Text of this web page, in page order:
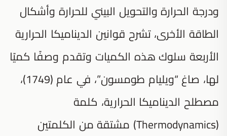
ودرجة الحرارة والتحويل البيني للحرارة وأشكال
الطاقة الأخرى، تشرح قوانين الديناميكا الحرارية
الأربعة سلوك هذه الكميات وتقدم وصفًا كميًا
لها، صاغ “ويليام طومسون”، في عام (1749)،
مصطلح الديناميكا الحرارية، كلمة
(Thermodynamics) مشتقة من الكلمتين